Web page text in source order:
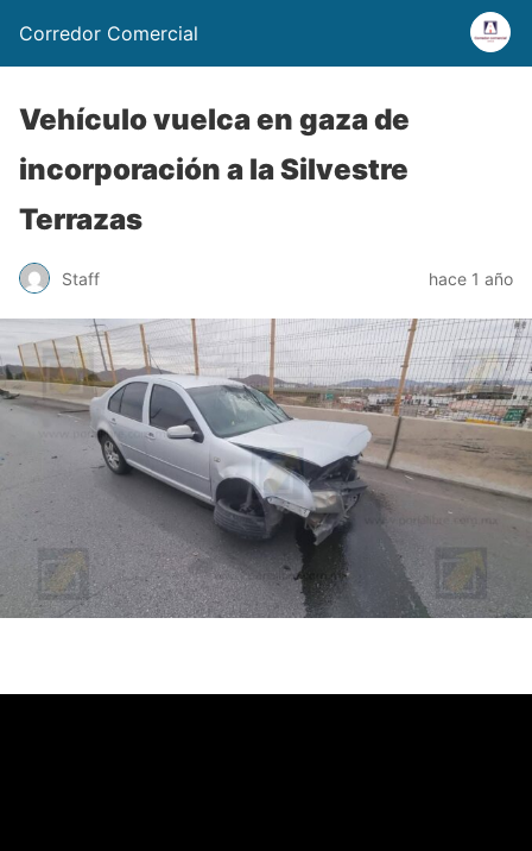
Corredor Comercial
Vehículo vuelca en gaza de
incorporación a la Silvestre
Terrazas
Staff hace 1 año